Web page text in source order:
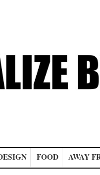
FOOD AWAY